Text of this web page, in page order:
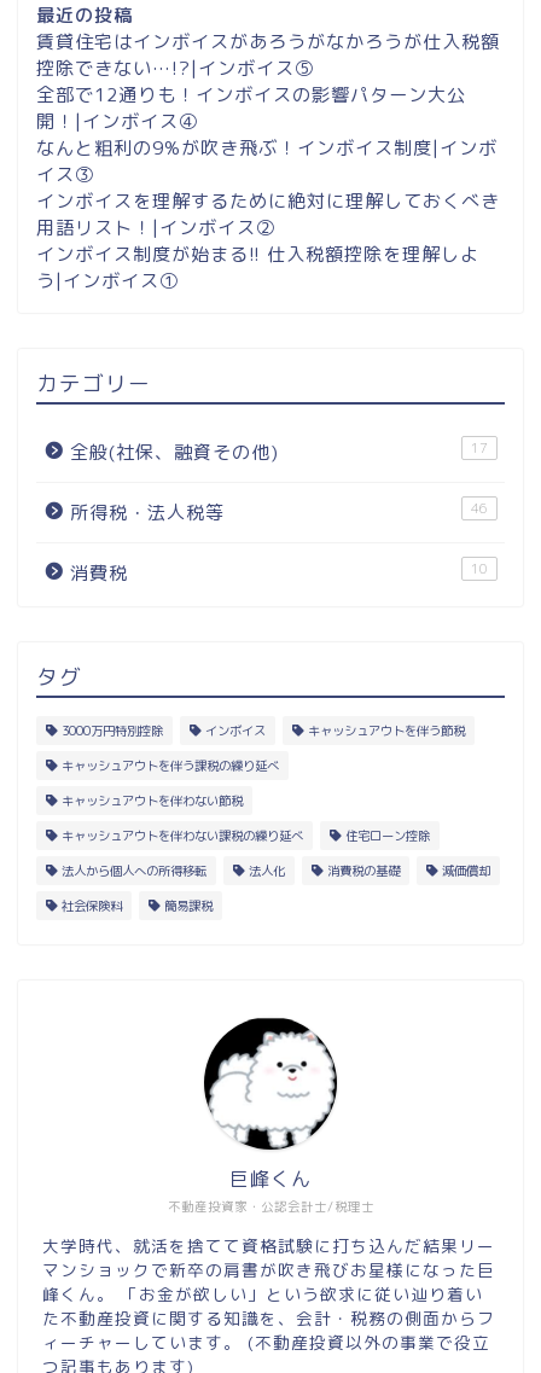
最近の投稿
賃貸住宅はインボイスがあろうがなかろうが仕入税額
控除できない…!?|インボイス⑤
全部で12通りも！インボイスの影響パターン大公
開！|インボイス④
なんと粗利の9%が吹き飛ぶ！インボイス制度|インボ
イス③
インボイスを理解するために絶対に理解しておくべき
用語リスト！|インボイス②
インボイス制度が始まる!! 仕入税額控除を理解しよ
う|インボイス①
カテゴリー
全般(社保、融資その他) 17
所得税・法人税等 46
消費税 10
タグ
3000万円特別控除 インボイス キャッシュアウトを伴う節税
キャッシュアウトを伴う課税の繰り延べ
キャッシュアウトを伴わない節税
キャッシュアウトを伴わない課税の繰り延べ 住宅ローン控除
法人から個人への所得移転 法人化 消費税の基礎 減価償却
社会保険料 簡易課税
不動産投資家・公認会計士/税理士
巨峰くん
大学時代、就活を捨てて資格試験に打ち込んだ結果リー
マンショックで新卒の肩書が吹き飛びお星様になった巨
峰くん。 「お金が欲しい」という欲求に従い辿り着い
た不動産投資に関する知識を、会計・税務の側面からフ
ィーチャーしています。 (不動産投資以外の事業で役立
つ記事もあります)